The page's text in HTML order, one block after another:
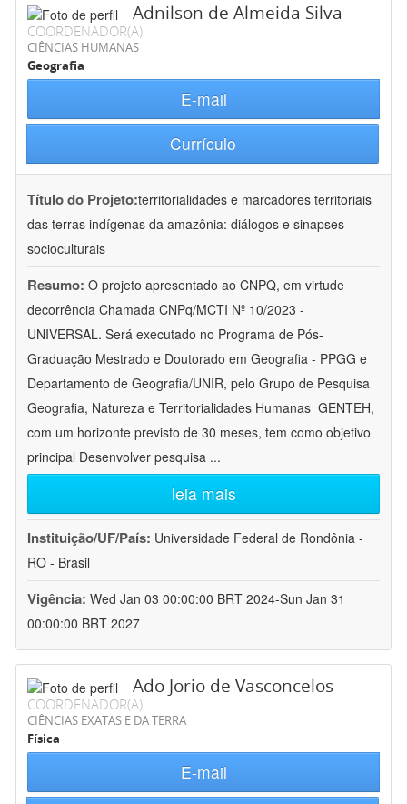
Adnilson de Almeida Silva
COORDENADOR(A)
CIÊNCIAS HUMANAS
Geografia
E-mail
Currículo
Título do Projeto:territorialidades e marcadores territoriais
das terras indígenas da amazônia: diálogos e sinapses
socioculturais
Resumo: O projeto apresentado ao CNPQ, em virtude
decorrência Chamada CNPq/MCTI Nº 10/2023 -
UNIVERSAL. Será executado no Programa de Pós-
Graduação Mestrado e Doutorado em Geografia - PPGG e
Departamento de Geografia/UNIR, pelo Grupo de Pesquisa
Geografia, Natureza e Territorialidades Humanas  GENTEH,
com um horizonte previsto de 30 meses, tem como objetivo
principal Desenvolver pesquisa ...
leia mais
Instituição/UF/País: Universidade Federal de Rondônia -
RO - Brasil
Vigência: Wed Jan 03 00:00:00 BRT 2024-Sun Jan 31
00:00:00 BRT 2027
Ado Jorio de Vasconcelos
COORDENADOR(A)
CIÊNCIAS EXATAS E DA TERRA
Física
E-mail